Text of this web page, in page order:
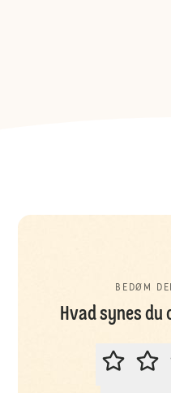
BEDØM
Hvad synes du